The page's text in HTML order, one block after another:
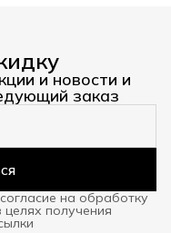
и новости и
заказ
на обработку
получения